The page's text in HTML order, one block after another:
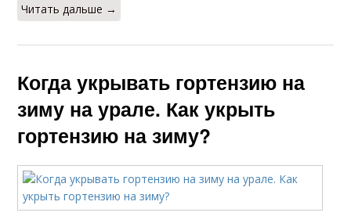
Читать дальше →
Когда укрывать гортензию на
зиму на урале. Как укрыть
гортензию на зиму?